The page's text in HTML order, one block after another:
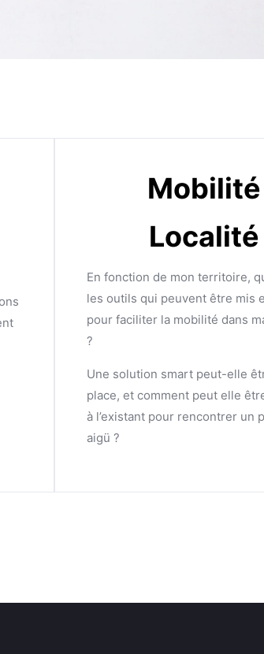
Mobilité
Localité
En fonction de mon territoire,
les outils qui peuvent être mis
pour faciliter la mobilité dans
?
Une solution smart peut-elle
place, et comment peut elle
à l’existant pour rencontrer un
aigü ?